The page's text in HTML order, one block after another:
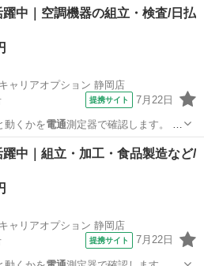
中｜空調機器の組立・検査/日払
ャリアオプション 静岡店
提携サイト 7月22日
動くかを電通測定器で確認します。 ま
中｜組立・加工・食品製造など/
ャリアオプション 静岡店
提携サイト 7月22日